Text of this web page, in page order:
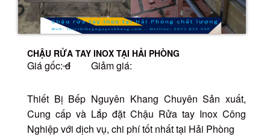
CHẬU RỬA TAY INOX TẠI HẢI PHÒNG
Giá gốc:đ Giảm giá:
Thiết Bị Bếp Nguyên Khang Chuyên Sản xuất,
Cung cấp và Lắp đặt Chậu Rửa tay Inox Công
Nghiệp với dịch vụ, chi phí tốt nhất tại Hải Phòng